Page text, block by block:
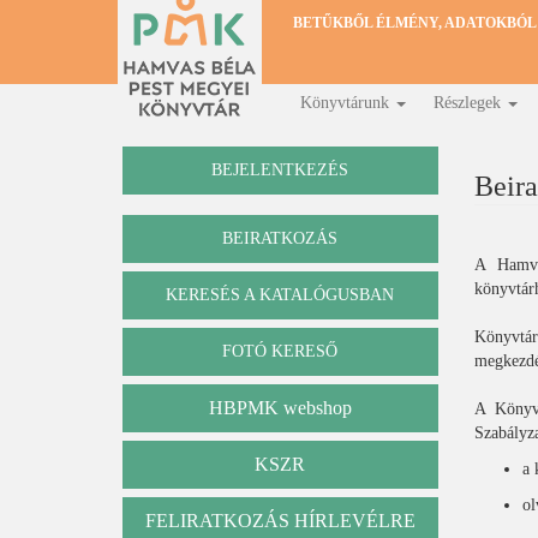
BETŰKBŐL ÉLMÉNY,
Fő
navigáció
Könyvtárunk Részlegek
BEJELENTKEZÉS
BEIRATKOZÁS
Katalógus
KERESÉS A KATALÓGUSBAN
FOTÓ KERESŐ
HBPMK webshop
KSZR
FELIRATKOZÁS HÍRLEVÉLRE
A
A
a